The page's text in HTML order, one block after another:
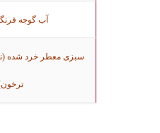
آب گوجه
سبزی معطر خرد شده